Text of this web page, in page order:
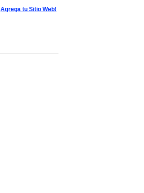
Agrega tu Sitio Web!